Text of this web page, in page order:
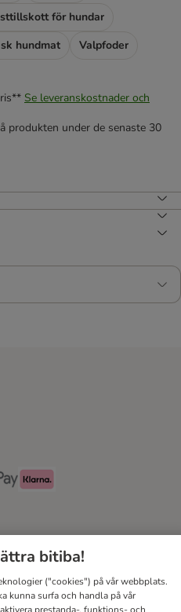
för hundar
hundmat Valpfoder
Se leveranskostnader och
produkten under de senaste 30
Method
Pay Payment Method
Klarna Payment Method
bitiba!
("cookies") på vår webbplats.
kunna surfa och handla på vår